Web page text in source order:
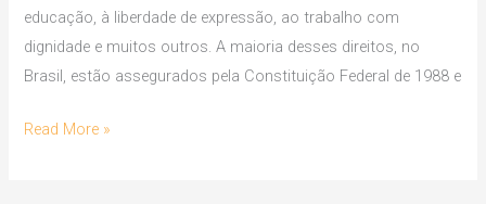
educação, à liberdade de expressão, ao trabalho com
dignidade e muitos outros. A maioria desses direitos, no
Brasil, estão assegurados pela Constituição Federal de 1988 e
Read More »